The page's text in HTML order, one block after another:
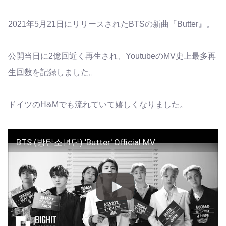
2021年5月21日にリリースされたBTSの新曲『Butter』。
公開当日に2億回近く再生され、YoutubeのMV史上最多再
生回数を記録しました。
ドイツのH&Mでも流れていて嬉しくなりました。
BTS (방탄소년단) 'Butter' Official MV